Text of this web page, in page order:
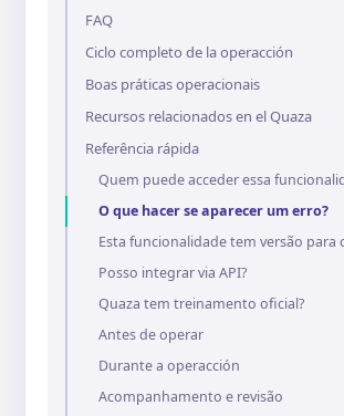
FAQ
Ciclo completo de la operacción
Boas práticas operacionais
Recursos relacionados en el Quaza
Referência rápida
Quem puede acceder essa
O que hacer se aparecer um erro?
Esta funcionalidade tem versão para
Posso integrar via API?
Quaza tem treinamento oficial?
Antes de operar
Durante a operacción
Acompanhamento e revisão